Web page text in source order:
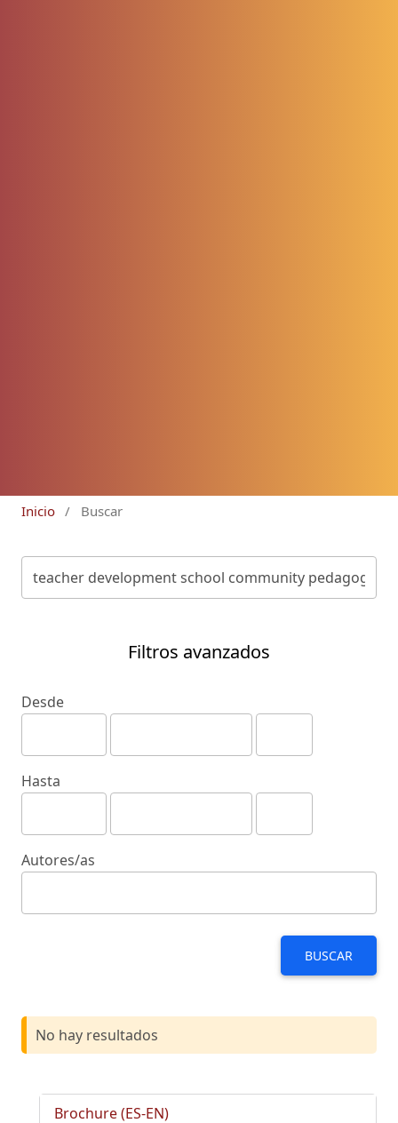
Inicio / Buscar
Filtros avanzados
Desde
Hasta
Autores/as
BUSCAR
No hay resultados
Brochure (ES-EN)